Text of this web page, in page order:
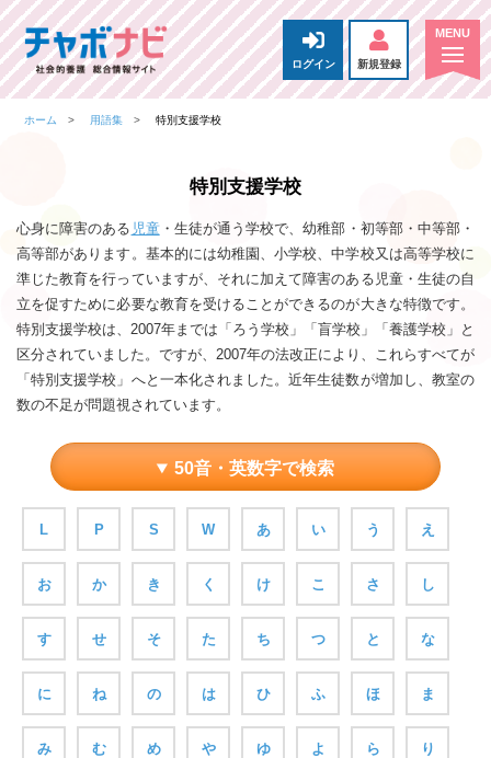
ログイン 新規登録
ホーム 用語集 特別支援学校
特別支援学校
心身に障害のある 児童・生徒が通う学校で、幼稚部・初等部・中等部・
高等部があります。基本的には幼稚園、小学校、中学校又は高等学校に
準じた教育を行っていますが、それに加えて障害のある児童・生徒の自
立を促すために必要な教育を受けることができるのが大きな特徴です。
特別支援学校は、2007年までは「ろう学校」「盲学校」「養護学校」と
区分されていました。ですが、2007年の法改正により、これらすべてが
「特別支援学校」へと一本化されました。近年生徒数が増加し、教室の
数の不足が問題視されています。
50音・英数字で検索
L P S W あ い う え
お か き く け こ さ し
す せ そ た ち つ と な
に ね の は ひ ふ ほ ま
み む め や ゆ よ ら り